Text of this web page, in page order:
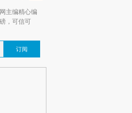
主编精心编
，可信可
订阅